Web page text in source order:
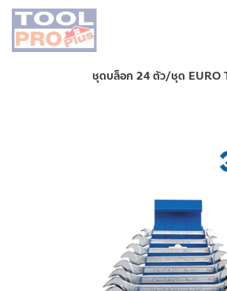
ชุดบล็อก 24 ตัว/ชุด EURO